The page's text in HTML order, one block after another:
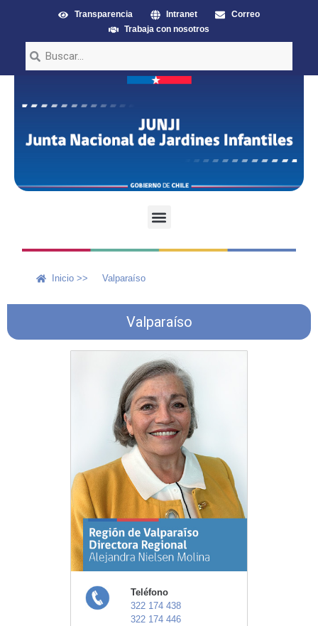
Transparencia Intranet
Correo
Trabaja con nosotros
Inicio >> Valparaíso
Valparaíso
Teléfono
322 174 438
322 174 446